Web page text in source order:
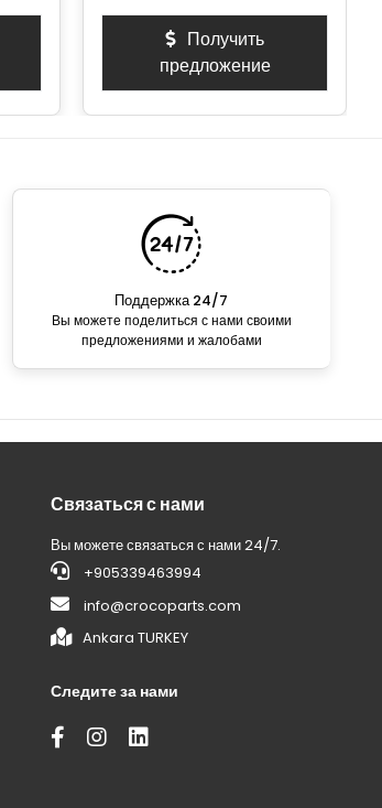
Получить
предложение
Поддержка 24/7
Вы можете поделиться с нами своими
предложениями и жалобами
Связаться с нами
Вы можете связаться с нами 24/7.
+905339463994
info@crocoparts.com
Ankara TURKEY
Следите за нами